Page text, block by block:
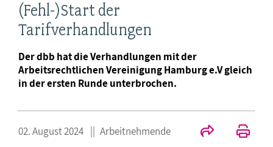
(Fehl-)Start der
Tarifverhandlungen
Der dbb hat die Verhandlungen mit der
Arbeitsrechtlichen Vereinigung Hamburg e.V gleich
in der ersten Runde unterbrochen.
02. August 2024 Arbeitnehmende